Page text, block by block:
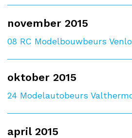
november 2015
08 RC Modelbouwbeurs Venlo
oktober 2015
24 Modelautobeurs
april 2015